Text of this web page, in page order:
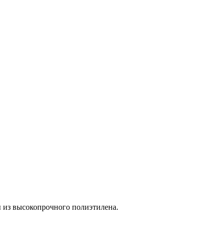
высокопрочного полиэтилена.